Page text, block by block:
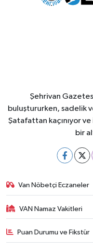
Şehrivan
buluştururken, sadelik
Şatafattan kaçınıyor
bir
Van Nöbetçi Eczaneler
VAN Namaz Vakitleri
Puan Durumu ve Fikstür